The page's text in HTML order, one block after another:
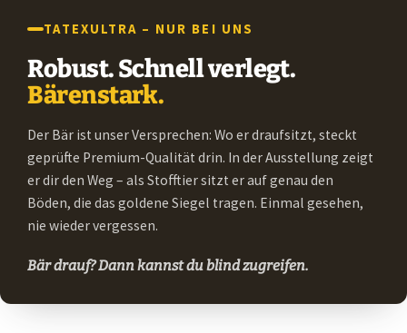
TATEXULTRA – NUR BEI UNS
Robust. Schnell verlegt.
Bärenstark.
Der Bär ist unser Versprechen: Wo er draufsitzt, steckt
geprüfte Premium-Qualität drin. In der Ausstellung zeigt
er dir den Weg – als Stofftier sitzt er auf genau den
Böden, die das goldene Siegel tragen. Einmal gesehen,
nie wieder vergessen.
Bär drauf? Dann kannst du blind zugreifen.